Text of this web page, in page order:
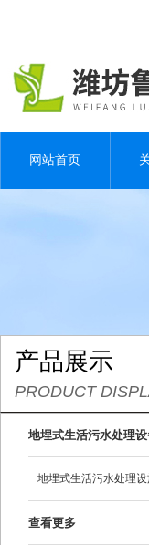
网站首页
产品展示
PRODUCT
地埋式生活污水处理
地埋式生活污水处理
查看更多